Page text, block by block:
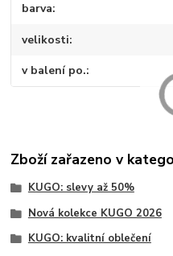
barva
velikosti
v balení po.
Zboží zařazeno v
KUGO: slevy až 50%
Nová kolekce KUGO 2026
KUGO: kvalitní oblečení